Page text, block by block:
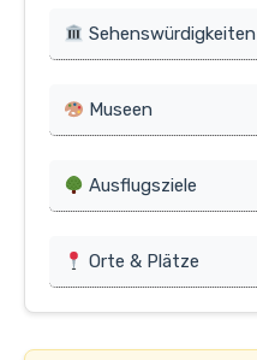
Sehenswürdigkeiten
Museen
Ausflugsziele
Orte & Plätze